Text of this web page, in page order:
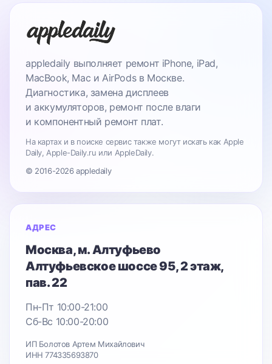
appledaily выполняет ремонт iPhone, iPad,
MacBook, Mac и AirPods в Москве.
Диагностика, замена дисплеев
и аккумуляторов, ремонт после влаги
и компонентный ремонт плат.
На картах и в поиске сервис также могут искать как Apple
Daily, Apple-Daily.ru или AppleDaily.
© 2016-2026 appledaily
АДРЕС
Москва, м. Алтуфьево
Алтуфьевское шоссе 95, 2 этаж,
пав. 22
Пн-Пт 10:00-21:00
Сб-Вс 10:00-20:00
ИП Болотов Артем Михайлович
ИНН 774335693870